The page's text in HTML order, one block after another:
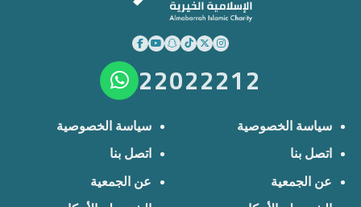
22022212
سياسة الخصوصية
اتصل بنا
عن الجمعية
سياسة الخصوصية
اتصل بنا
عن الجمعية